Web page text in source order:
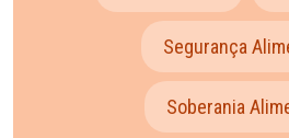
Segurança
Soberania